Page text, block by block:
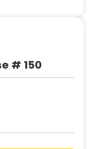
# 150